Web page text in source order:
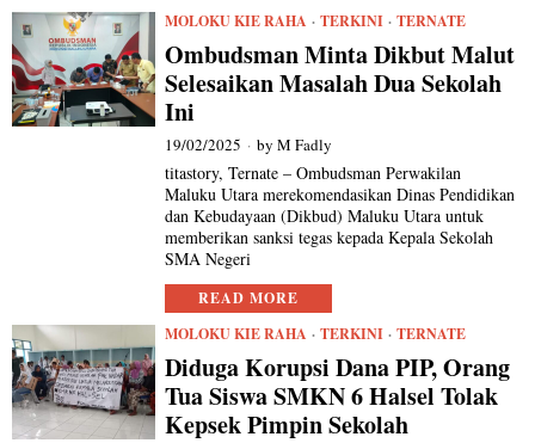
MOLOKU KIE RAHA · TERKINI · TERNATE
Ombudsman Minta Dikbut Malut
Selesaikan Masalah Dua Sekolah
Ini
19/02/2025 byM Fadly
titastory, Ternate – Ombudsman Perwakilan
Maluku Utara merekomendasikan Dinas Pendidikan
dan Kebudayaan (Dikbud) Maluku Utara untuk
memberikan sanksi tegas kepada Kepala Sekolah
SMA Negeri
READ MORE
MOLOKU KIE RAHA · TERKINI · TERNATE
Diduga Korupsi Dana PIP, Orang
Tua Siswa SMKN 6 Halsel Tolak
Kepsek Pimpin Sekolah